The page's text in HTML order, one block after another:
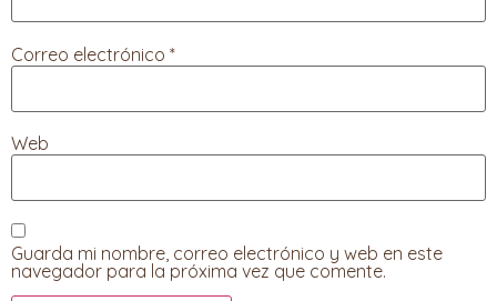
Correo electrónico *
Web
Guarda mi nombre, correo electrónico y web en este
navegador para la próxima vez que comente.